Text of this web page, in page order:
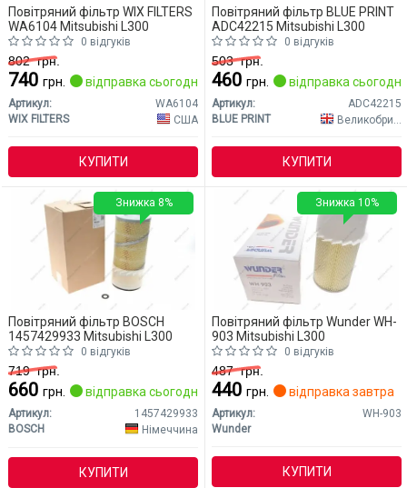
Повітряний фільтр WIX FILTERS
WA6104 Mitsubishi L300
0 відгуків
802грн.
740 грн. відправка сьогодні
Артикул:
WA6104
WIX FILTERS
США
КУПИТИ
Повітряний фільтр BLUE PRINT
ADC42215 Mitsubishi L300
0 відгуків
503грн.
460 грн. відправка сьогодні
Артикул:
ADC42215
BLUE PRINT
Великобританія
КУПИТИ
Повітряний фільтр BOSCH
1457429933 Mitsubishi L300
0 відгуків
719грн.
660 грн. відправка сьогодні
Артикул:
1457429933
BOSCH
Німеччина
КУПИТИ
Знижка 8%
Повітряний фільтр Wunder WH-
903 Mitsubishi L300
0 відгуків
487грн.
440 грн. відправка завтра
Артикул:
WH-903
Wunder
КУПИТИ
Знижка 10%